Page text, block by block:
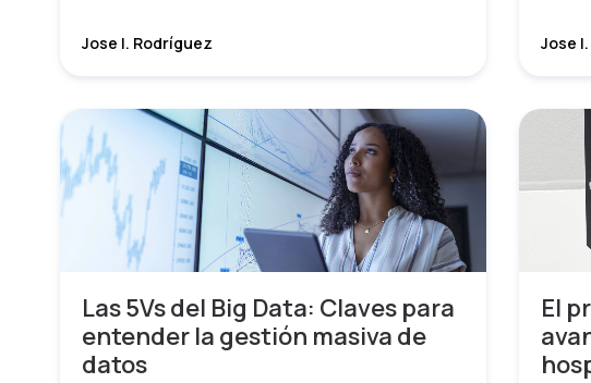
Jose I. Rodríguez Jose
Las 5Vs del Big Data: Claves para
entender la gestión masiva de
datos
El